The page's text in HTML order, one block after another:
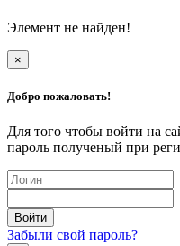
Элемент не найден!
×
Добро пожаловать!
Для того чтобы войти на
пароль полученый при
Забыли свой пароль?